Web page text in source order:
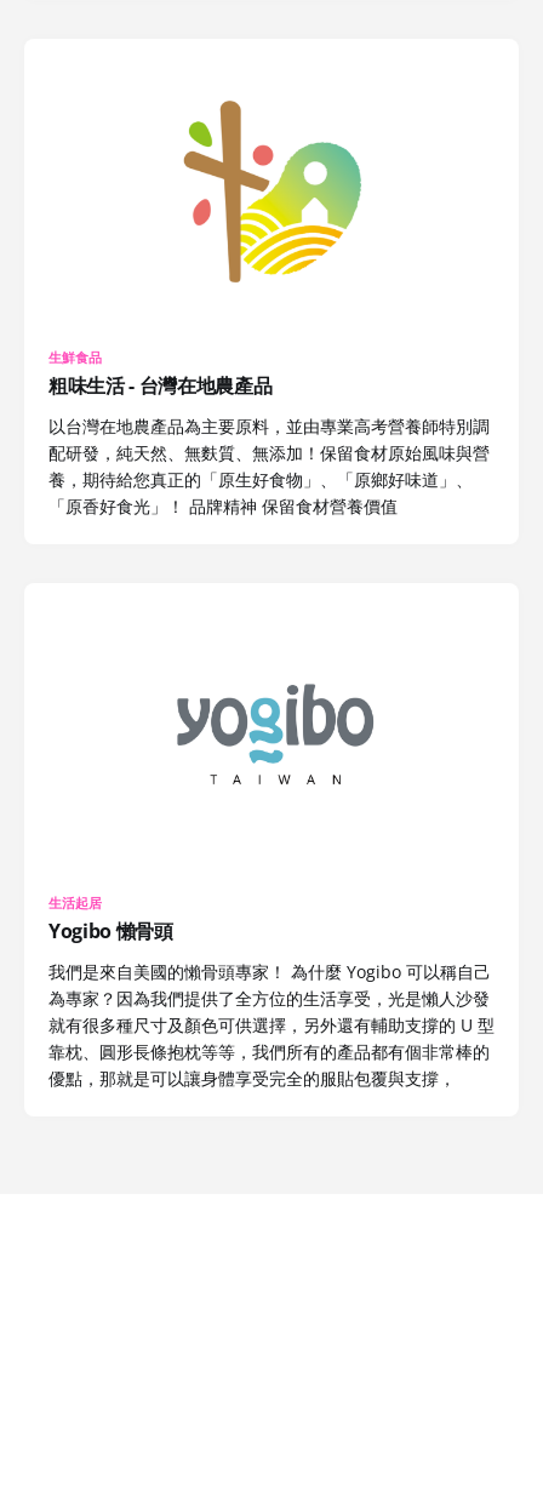
生鮮食品
粗味生活 - 台灣在地農產品
以台灣在地農產品為主要原料，並由專業高考營養師特別調
配研發，純天然、無麩質、無添加！保留食材原始風味與營
養，期待給您真正的「原生好食物」、「原鄉好味道」、
「原香好食光」！ 品牌精神 保留食材營養價值
生活起居
Yogibo 懶骨頭
我們是來自美國的懶骨頭專家！ 為什麼 Yogibo 可以稱自己
為專家？因為我們提供了全方位的生活享受，光是懶人沙發
就有很多種尺寸及顏色可供選擇，另外還有輔助支撐的 U 型
靠枕、圓形長條抱枕等等，我們所有的產品都有個非常棒的
優點，那就是可以讓身體享受完全的服貼包覆與支撐，